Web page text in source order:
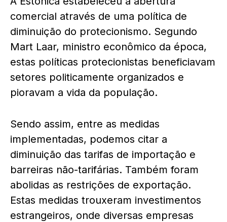
comercial através de uma política de
diminuição do protecionismo. Segundo
Mart Laar, ministro econômico da época,
estas políticas protecionistas beneficiavam
setores politicamente organizados e
pioravam a vida da população.
Sendo assim, entre as medidas
implementadas, podemos citar a
diminuição das tarifas de importação e
barreiras não-tarifárias. Também foram
abolidas as restrições de exportação.
Estas medidas trouxeram investimentos
estrangeiros, onde diversas empresas